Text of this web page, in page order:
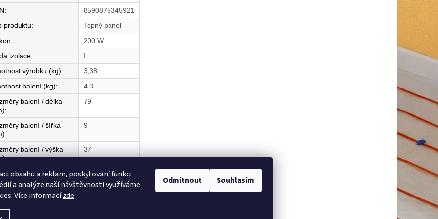
obsahu a reklam, poskytování funkcí
a analýze naší návštěvnosti využíváme
Více informacízde.
Odmítnout Souhlasím
:
8590875345921
produktu:
Topný panel
:
200 W
izolace:
I.
výrobku (kg):
3,38
balení (kg):
4.3
balení / délka
:
79
balení / šířka
:
9
balení / výška
:
37
původu: CZ